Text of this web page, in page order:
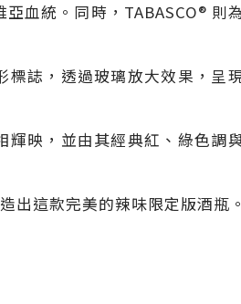
血統。同時，TABASCO® 則
誌，透過玻璃放大效果，呈
映，並由其經典紅、綠色調
這款完美的辣味限定版酒瓶。